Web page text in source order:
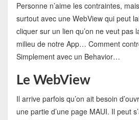
Personne n’aime les contraintes,
surtout avec une WebView qui peut
cliquer sur un lien qu’on ne veut pas
milieu de notre App… Comment
Simplement avec un Behavior…
Le WebView
Il arrive parfois qu’on ait besoin
une partie d’une page MAUI. Il peut